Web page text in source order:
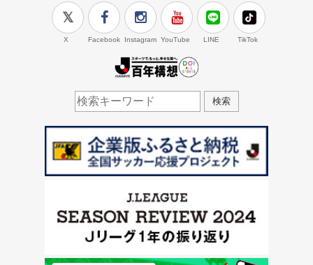
X Facebook Instagram YouTube LINE TikTok
検索